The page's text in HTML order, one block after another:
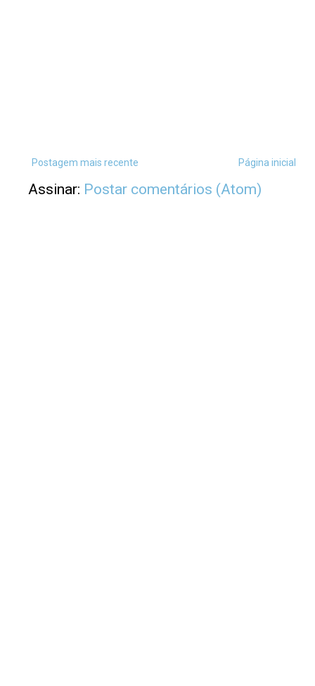
Postagem mais recente Página inicial
Assinar: Postar comentários (Atom)